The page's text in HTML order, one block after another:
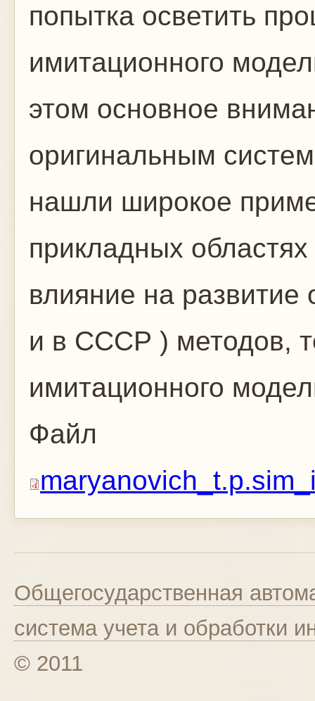
попытка осветить
имитационного
этом основное
оригинальным
нашли широкое
прикладных
влияние на развитие
и в СССР ) методов,
имитационного
Файл
Общегосударственная
система учета и обработки
© 2011